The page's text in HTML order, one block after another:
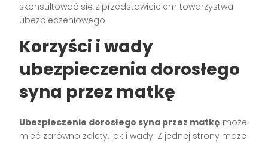
skonsultować się z przedstawicielem towarzystwa
ubezpieczeniowego.
Korzyści i wady
ubezpieczenia dorosłego
syna przez matkę
Ubezpieczenie dorosłego syna przez matkę może
mieć zarówno zalety, jak i wady. Z jednej strony może